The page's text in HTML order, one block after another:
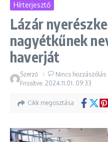
Hírterjesztő
Lázár
nagyétkűnek
haverját
Szerző Nincs hozzászólás
Frissítve: 2024.11.01. 09:33
Cikk megosztása